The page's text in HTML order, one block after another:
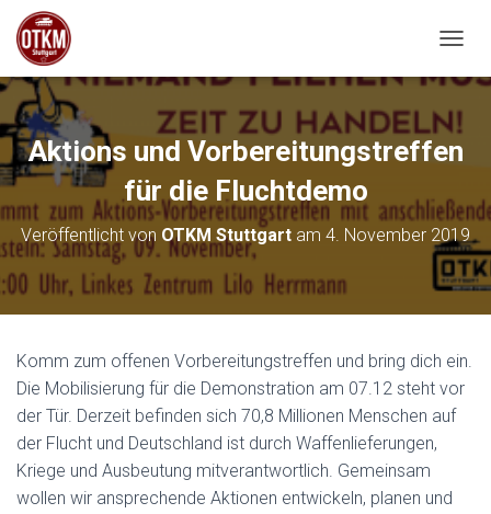
Aktions und Vorbereitungstreffen
für die Fluchtdemo
Veröffentlicht von OTKM Stuttgart am 4. November 2019
Komm zum offenen Vorbereitungstreffen und bring dich ein.
Die Mobilisierung für die Demonstration am 07.12 steht vor
der Tür. Derzeit befinden sich 70,8 Millionen Menschen auf
der Flucht und Deutschland ist durch Waffenlieferungen,
Kriege und Ausbeutung mitverantwortlich. Gemeinsam
wollen wir ansprechende Aktionen entwickeln, planen und